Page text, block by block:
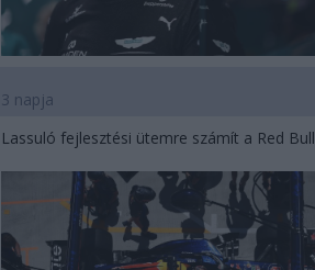
3 napja
Lassuló fejlesztési ütemre számít a Red Bull